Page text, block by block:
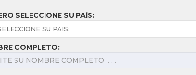
SELECCIONE SU PAÍS:
COMPLETO: